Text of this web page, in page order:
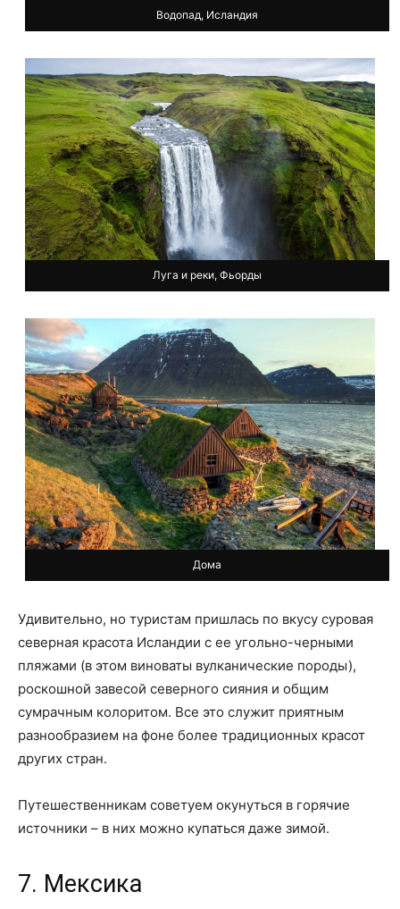
Водопад, Исландия
Луга и реки, Фьорды
Дома
Удивительно, но туристам пришлась по вкусу суровая
северная красота Исландии с ее угольно-черными
пляжами (в этом виноваты вулканические породы),
роскошной завесой северного сияния и общим
сумрачным колоритом. Все это служит приятным
разнообразием на фоне более традиционных красот
других стран.
Путешественникам советуем окунуться в горячие
источники – в них можно купаться даже зимой.
7. Мексика